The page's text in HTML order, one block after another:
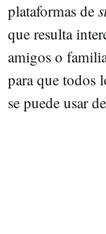
plataformas de
que resulta
amigos o
para que todos
se puede usar